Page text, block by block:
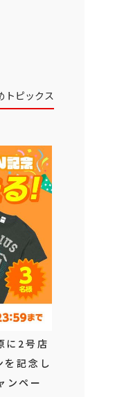
トピックス
に2号店
を記念し
ンペー